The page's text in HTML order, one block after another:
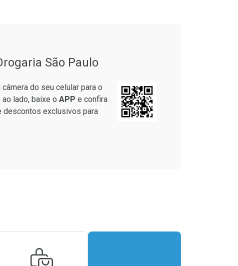
São Paulo
câmera do seu celular para o
ao lado, baixe o APP e confira
descontos exclusivos para